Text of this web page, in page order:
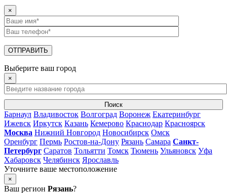
×
Выберите ваш город
×
Поиск
Барнаул Владивосток Волгоград Воронеж Екатеринбург
Ижевск Иркутск Казань Кемерово Краснодар Красноярск
Москва Нижний Новгород Новосибирск Омск
Оренбург Пермь Ростов-на-Дону Рязань Самара Санкт-
Петербург Саратов Тольятти Томск Тюмень Ульяновск Уфа
Хабаровск Челябинск Ярославль
Уточните ваше местоположение
×
Ваш регион Рязань?